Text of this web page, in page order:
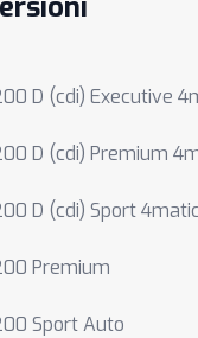
D (cdi) Executive
D (cdi) Premium
D (cdi) Sport
Premium
Sport Auto